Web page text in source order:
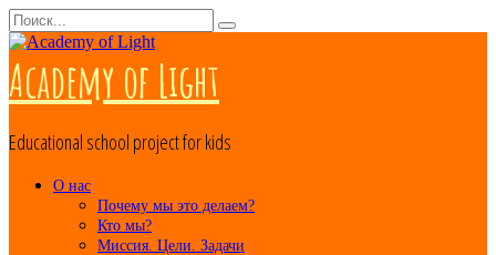
Перейти
к
Search
for:
Academy of Light
Educational school project for kids
О нас
Почему мы это делаем?
Кто мы?
Миссия. Цели. Задачи